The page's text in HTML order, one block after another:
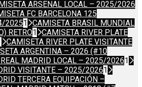
ARSENAL LOCAL – 2025/2026
FC BARCELONA 125
20251
CAMISETA BRASIL MUNDIAL
RETRO1
CAMISETA RIVER PLATE
CAMISETA RIVER PLATE VISITANTE
ARGENTINA – 2026 (#10
MADRID LOCAL – 2025/20261
VISITANTE – 2025/20261
TERCERA EQUIPACIÓN –